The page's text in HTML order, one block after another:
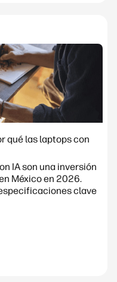
qué las laptops con
IA son una inversión
México en 2026.
clave